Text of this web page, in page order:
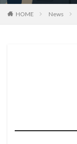
HOME News